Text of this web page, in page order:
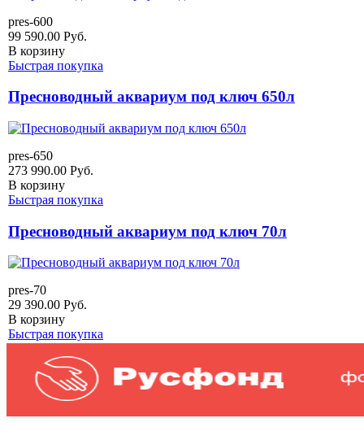
pres-600
99 590.00 Руб.
В корзину
Быстрая покупка
Пресноводный аквариум под ключ 650л
pres-650
273 990.00 Руб.
В корзину
Быстрая покупка
Пресноводный аквариум под ключ 70л
pres-70
29 390.00 Руб.
В корзину
Быстрая покупка